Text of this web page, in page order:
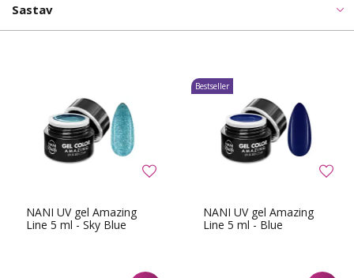
Sastav
NANI UV gel Amazing
Line 5 ml - Sky Blue
NANI UV gel Amazing
Line 5 ml - Blue
Bestseller